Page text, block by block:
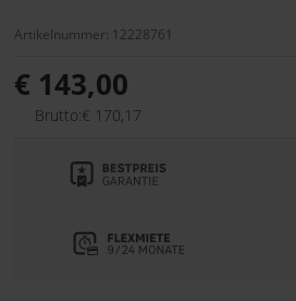
Artikelnummer: 12228761
€ 143,00
Brutto:€ 170,17